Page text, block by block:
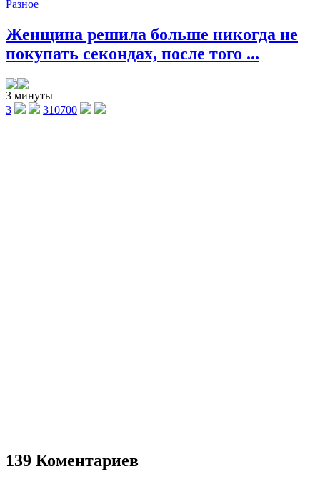
Разное
Женщина решила больше никогда не
покупать секондах, после того ...
3 минуты
3
310700
139 Коментариев